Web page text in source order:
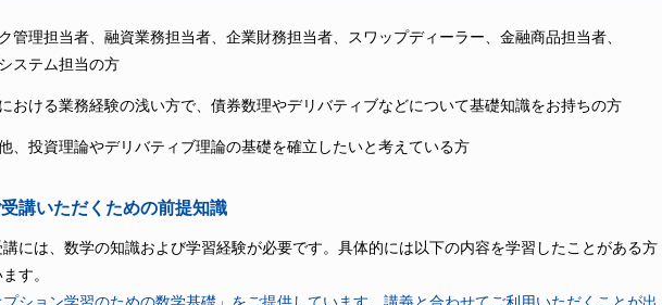
管理担当者、融資業務担当者、企業財務担当者、スワップディーラー、金融商品担当者、
ステム担当の方
おける業務経験の浅い方で、債券数理やデリバティブなどについて基礎知識をお持ちの方
、投資理論やデリバティブ理論の基礎を確立したいと考えている方
講いただくための前提知識
には、数学の知識および学習経験が必要です。具体的には以下の内容を学習したことがある方
す。